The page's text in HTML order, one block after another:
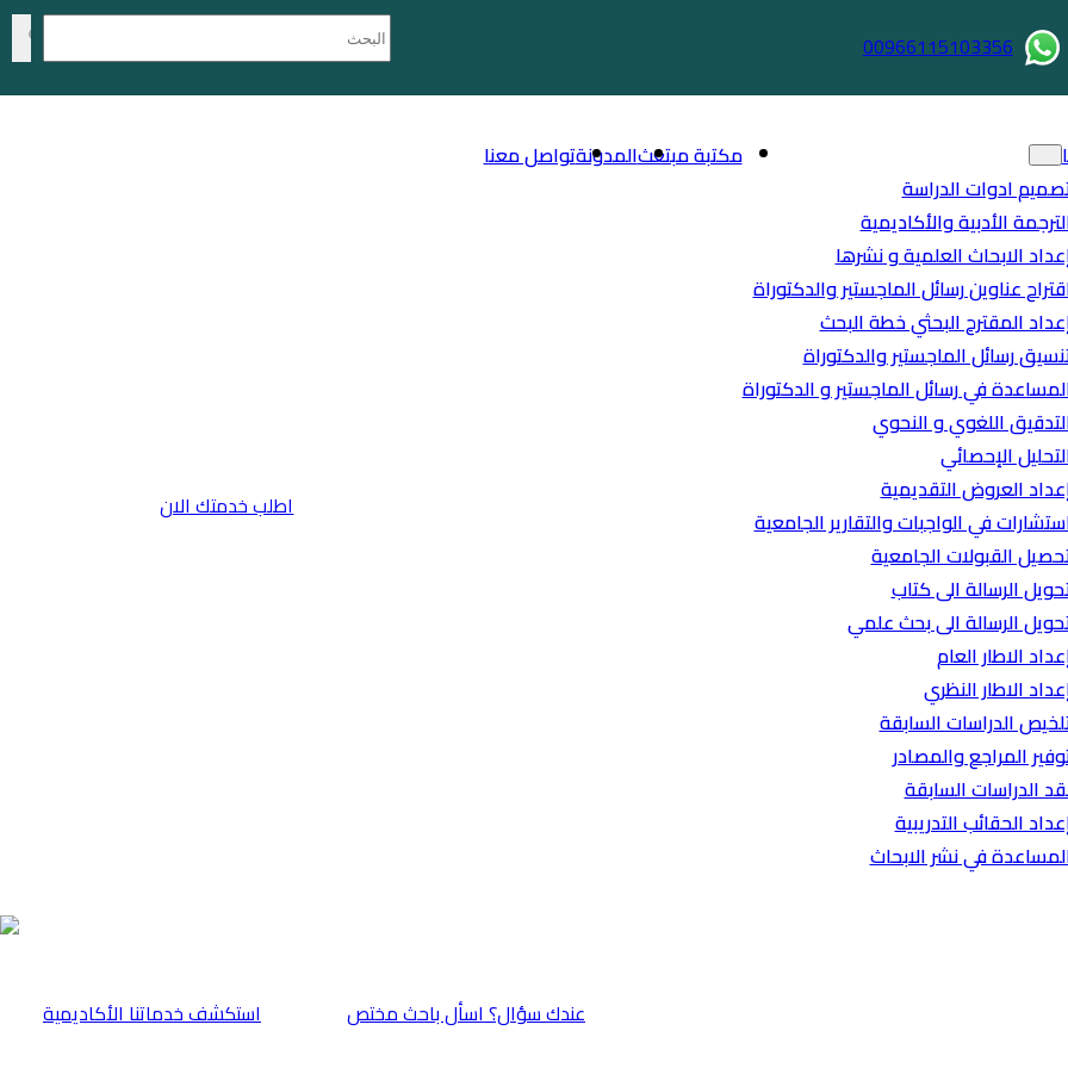
00966115103356
ادوات الدراسة
الأدبية والأكاديمية
الابحاث العلمية و نشرها
عناوين رسائل الماجستير والدكتوراة
المقترح البحثي خطة البحث
رسائل الماجستير والدكتوراة
في رسائل الماجستير و الدكتوراة
اللغوي و النحوي
الإحصائي
العروض التقديمية
في الواجبات والتقارير الجامعية
القبولات الجامعية
الرسالة الى كتاب
الرسالة الى بحث علمي
الاطار العام
الاطار النظري
الدراسات السابقة
المراجع والمصادر
الدراسات السابقة
الحقائب التدريبية
في نشر الابحاث
مكتبة مبتعثالمدونةتواصل معنا
اطلب خدمتك الان
⁠استكشف خدماتنا الأكاديمية عندك سؤال؟ اسأل باحث مختص